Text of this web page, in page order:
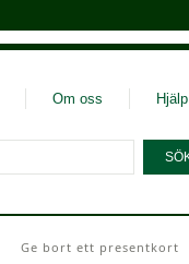
Om oss Hjälp
Ge bort ett presentkort